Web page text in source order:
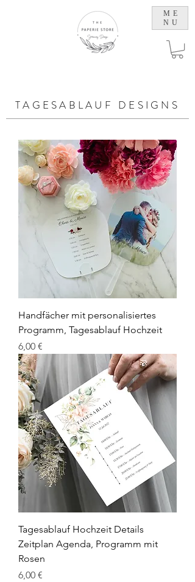
ME
NU
TAGESABLAUF DESIGNS
Handfächer mit personalisiertes
Programm, Tagesablauf Hochzeit
Preis
6,00 €
Tagesablauf Hochzeit Details
Zeitplan Agenda, Programm mit
Rosen
Preis
6,00 €